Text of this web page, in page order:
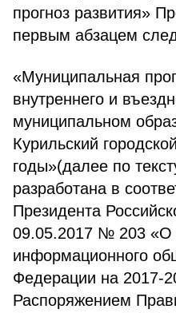
прогноз развития»
первым абзацем
«Муниципальная
внутреннего и
муниципальном
Курильский
годы»(далее по
разработана в
Президента
09.05.2017 № 203 «О
информационного
Федерации на 2017-
Распоряжением